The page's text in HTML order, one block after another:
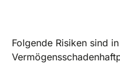
Folgende Risiken sind